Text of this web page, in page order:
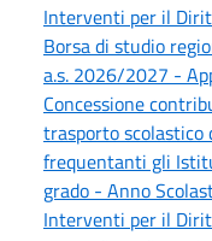
Interventi per il
Borsa di studio
a.s. 2026/2027 -
Concessione
trasporto
frequentanti gli
grado - Anno
Interventi per il